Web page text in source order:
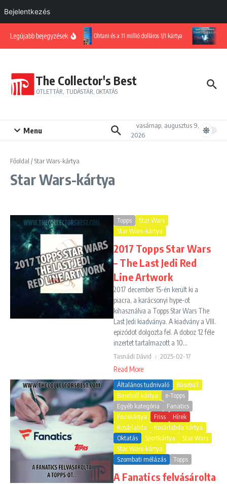
Bejelentkezés
Legújabb bejegyzések
Ohtani és a 11 millió dolláros 1/1 kártya
The Collector's Best
ÖTLETTÁR, TUDÁSTÁR, OKTATÁS
Menu
vasárnap, augusztus 9,
2026
Főoldal /Star Wars-kártya
Star Wars-kártya
Topps
Star Wars
Star Wars-kártya
2017 Topps Star Wars
– The Last Jedi Red
Line Artwork
2017 december 15-én került ki a
piacra, a karácsonyi hype-ot
kihasználva a Topps Star Wars The
Last Jedi kiadványa. A kiadvány a VIII.
epizódot dolgozta fel. A doboz 12 féle
inzertet tartalmazott a 10...
Tasnádi Dávid 2025-02-17
Read More
Általános tudnivaló
Baseball
Baseball kártya
e-Topps
Egyéb kategória
Fanatics
Fociskártya
Friss
Hírek
Kosárlabda
Kosárlabda kártya
Oktatás
Sportkártya
Star Wars
Star Wars-kártya
Szombati mélázás
Topps
A Fanatics felvásárolta